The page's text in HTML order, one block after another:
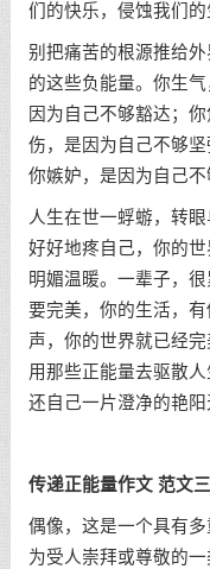
们的快乐，侵蚀我们的
别把痛苦的根源推给
的这些负能量。你生
因为自己不够豁达；
伤，是因为自己不够坚
你嫉妒，是因为自己
人生在世一蜉蝣，转
好好地疼自己，你的
明媚温暖。一辈子，
要完美，你的生活，
声，你的世界就已经
用那些正能量去驱散
还自己一片澄净的艳阳
传递正能量作文 范文
偶像，这是一个具有
为受人崇拜或尊敬的